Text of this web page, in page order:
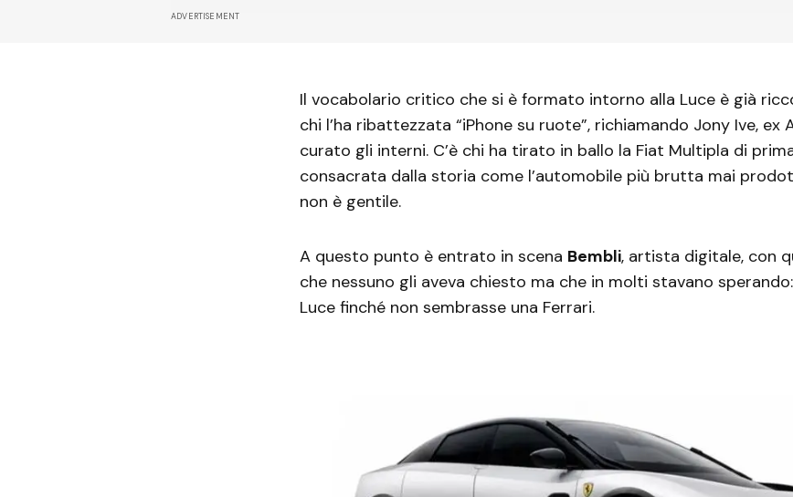
ADVERTISEMENT
Il vocabolario critico che si è formato intorno alla Luce è già
chi l’ha ribattezzata “iPhone su ruote”, richiamando Jony Ive, ex
curato gli interni. C’è chi ha tirato in ballo la Fiat Multipla di
consacrata dalla storia come l’automobile più brutta mai
non è gentile.
A questo punto è entrato in scena Bembli, artista digitale, con
che nessuno gli aveva chiesto ma che in molti stavano
Luce finché non sembrasse una Ferrari.